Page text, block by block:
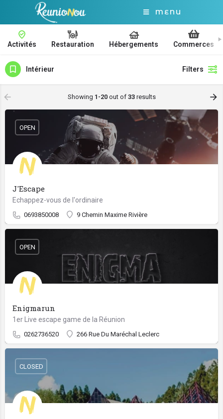
MENU
Activités Restauration Hébergements Commerces
Intérieur Filters
Showing 1-20out of 33results
J'Escape
Echappez-vous de l'ordinaire
0693850008 9 Chemin Maxime Rivière
OPEN
Enigmarun
1er Live escape game de la Réunion
0262736520 266 Rue Du Maréchal Leclerc
OPEN
CLOSED